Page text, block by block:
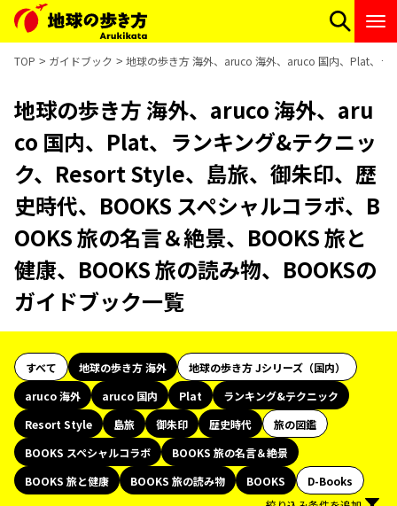
TOP ガイドブック 地球の歩き方 海外、aruco 海外、aruco 国内、Plat、ラ
地球の歩き方 海外、aruco 海外、aru
co 国内、Plat、ランキング&テクニッ
ク、Resort Style、島旅、御朱印、歴
史時代、BOOKS スペシャルコラボ、B
OOKS 旅の名言＆絶景、BOOKS 旅と
健康、BOOKS 旅の読み物、BOOKSの
ガイドブック一覧
すべて 地球の歩き方 海外
地球の歩き方 Jシリーズ（国内）
aruco 海外
aruco 国内 Plat
ランキング&テクニック
Resort Style
島旅 御朱印 歴史時代
旅の図鑑
BOOKS スペシャルコラボ
BOOKS 旅の名言＆絶景
BOOKS 旅と健康
BOOKS 旅の読み物 BOOKS
D-Books